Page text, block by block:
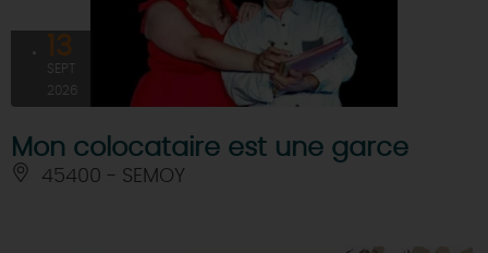
13
SEPT
2026
Mon colocataire est une garce
45400 - SEMOY